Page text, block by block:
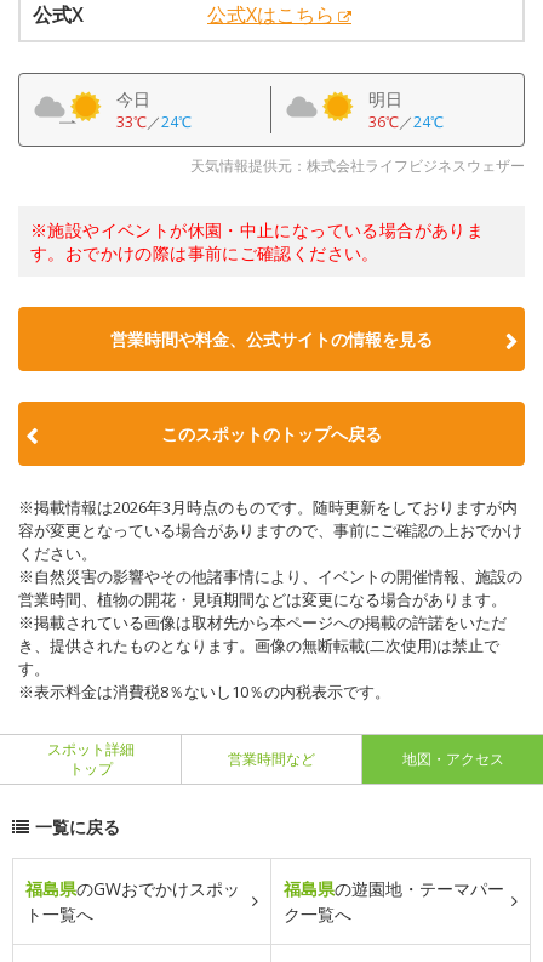
公式X
公式Xはこちら
今日
33℃／24℃
明日
36℃／24℃
天気情報提供元：株式会社ライフビジネスウェザー
※施設やイベントが休園・中止になっている場合がありま
す。おでかけの際は事前にご確認ください。
営業時間や料金、公式サイトの情報を見る
このスポットのトップへ戻る
※掲載情報は2026年3月時点のものです。随時更新をしておりますが内
容が変更となっている場合がありますので、事前にご確認の上おでかけ
ください。
※自然災害の影響やその他諸事情により、イベントの開催情報、施設の
営業時間、植物の開花・見頃期間などは変更になる場合があります。
※掲載されている画像は取材先から本ページへの掲載の許諾をいただ
き、提供されたものとなります。画像の無断転載(二次使用)は禁止で
す。
※表示料金は消費税8％ないし10％の内税表示です。
スポット詳細
トップ
営業時間など 地図・アクセス
一覧に戻る
福島県のGWおでかけスポッ
ト一覧へ
福島県の遊園地・テーマパー
ク一覧へ